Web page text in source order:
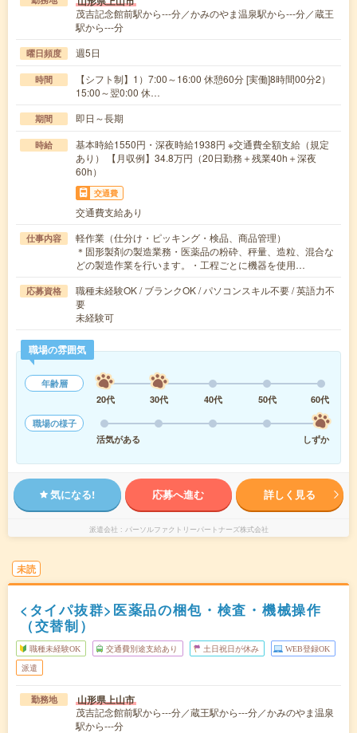
茂吉記念館前駅から---分／かみのやま温泉駅から---分／蔵王
駅から---分
曜日頻度 週5日
時間
【シフト制】1）7:00～16:00 休憩60分 [実働]8時間00分2）
15:00～翌0:00 休…
期間 即日～長期
時給
基本時給1550円・深夜時給1938円 ※交通費全額支給（規定
あり） 【月収例】34.8万円（20日勤務＋残業40h＋深夜
60h）
交通費
交通費支給あり
仕事内容
軽作業（仕分け・ピッキング・検品、商品管理）
＊固形製剤の製造業務・医薬品の粉砕、秤量、造粒、混合な
どの製造作業を行います。・工程ごとに機器を使用…
応募資格
職種未経験OK / ブランクOK / パソコンスキル不要 / 英語力不
要
未経験可
職場の雰囲気
年齢層
20代
30代 40代 50代
60代
職場の様子
活気がある
しずか
気になる! 応募へ進む 詳しく見る
派遣会社 パーソルファクトリーパートナーズ株式会社
未読
<タイパ抜群>医薬品の梱包・検査・機械操作
（交替制）
職種未経験OK 交通費別途支給あり 土日祝日が休み WEB登録OK
派遣
勤務地 山形県上山市
茂吉記念館前駅から---分／蔵王駅から---分／かみのやま温泉
駅から---分